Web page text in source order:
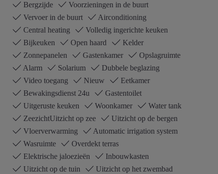
Bergzijde
Voorzieningen in de buurt
Vervoer in de buurt
Airconditioning
Central heating
Volledig ingerichte keuken
Bijkeuken
Open haard
Kelder
Zonnepanelen
Gastenkamer
Opslagruimte
Alarm
Solarium
Dubbele beglazing
Video toegang
Nieuw
Eetkamer
Bewakingsdienst 24u
Gastentoilet
Uitgeruste keuken
Woonkamer
Water tank
ZeezichtUitzicht op zee
Uitzicht op de bergen
Vloerverwarming
Automatic irrigation system
Wasruimte
Overdekt terras
Elektrische jaloezieën
Inbouwkasten
Uitzicht op de tuin
Uitzicht op het zwembad